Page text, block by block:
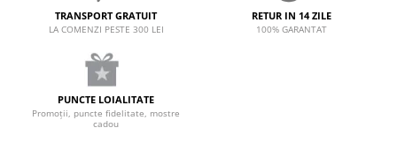
TRANSPORT GRATUIT
LA COMENZI PESTE 300 LEI
RETUR IN 14 ZILE
100% GARANTAT
PUNCTE LOIALITATE
Promoții, puncte fidelitate, mostre
cadou